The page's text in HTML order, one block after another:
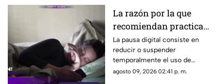
La razón por la que
recomiendan practicar
la pausa digital
La pausa digital consiste en
reducir o suspender
temporalmente el uso de
dispositivos electrónicos,
agosto 09, 2026 02:41 p. m.